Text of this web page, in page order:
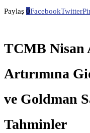
Paylaş 0FacebookTwitter
TCMB Nisan
Artırımına
ve Goldman
Tahminler